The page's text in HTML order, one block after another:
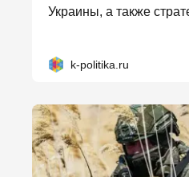
Украины, а также
k-politika.ru